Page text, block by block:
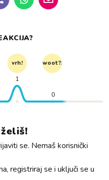
vrh! woot?!
1
0
se. Nemaš korisnički
registriraj se i uključi se u